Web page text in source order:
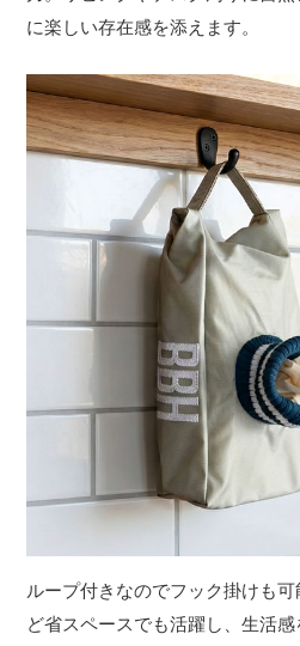
に楽しい存在感を添えます。
ループ付きなのでフック掛けも
ど省スペースでも活躍し、生活